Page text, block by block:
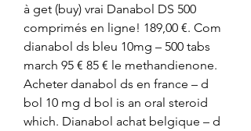
à get (buy) vrai Danabol DS 500
comprimés en ligne! 189,00 €. Com
dianabol ds bleu 10mg – 500 tabs
march 95 € 85 € le methandienone.
Acheter danabol ds en france – d
bol 10 mg d bol is an oral steroid
which. Dianabol achat belgique – d